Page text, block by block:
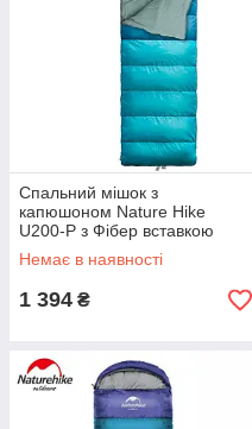
Спальний мішок з
капюшоном Nature Hike
U200-P з Фібер вставкою
(190 + 30) x75см, вага 1,9 кг,
4-9C синій
Немає в наявності
1 394 ₴